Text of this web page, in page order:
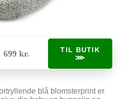
699 kr.
TIL BUTIK
⋙
blå blomsterprint er